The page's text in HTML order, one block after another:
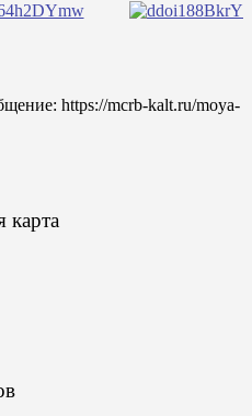
https://mcrb-kalt.ru/moya-
карта